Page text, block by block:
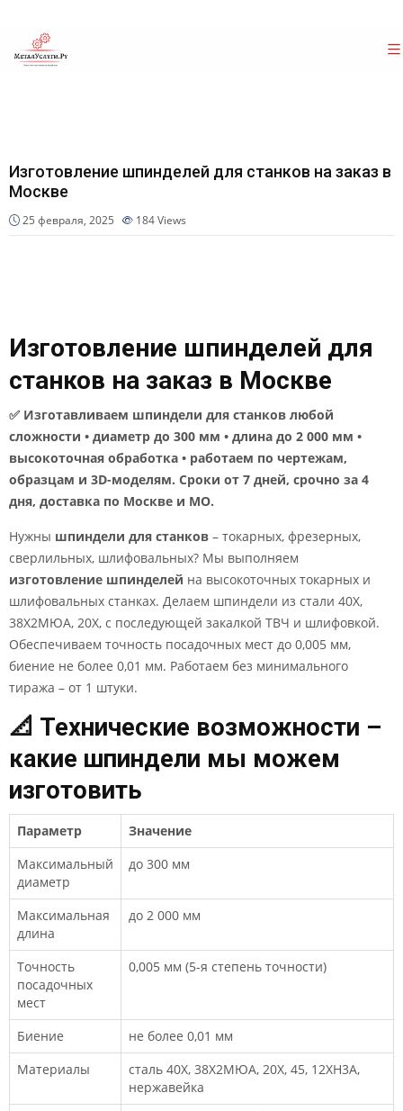
Изготовление шпинделей для станков на заказ в
Москве
25 февраля, 2025 184Views
Изготовление шпинделей для
станков на заказ в Москве
✅ Изготавливаем шпиндели для станков любой
сложности • диаметр до 300 мм • длина до 2 000 мм •
высокоточная обработка • работаем по чертежам,
образцам и 3D-моделям. Сроки от 7 дней, срочно за 4
дня, доставка по Москве и МО.
Нужны шпиндели для станков – токарных, фрезерных,
сверлильных, шлифовальных? Мы выполняем
изготовление шпинделей на высокоточных токарных и
шлифовальных станках. Делаем шпиндели из стали 40Х,
38Х2МЮА, 20Х, с последующей закалкой ТВЧ и шлифовкой.
Обеспечиваем точность посадочных мест до 0,005 мм,
биение не более 0,01 мм. Работаем без минимального
тиража – от 1 штуки.
📐 Технические возможности –
какие шпиндели мы можем
изготовить
Параметр
Значение
Максимальный
диаметр
до 300 мм
Максимальная
длина
до 2 000 мм
Точность
посадочных
мест
0,005 мм (5-я степень точности)
Биение
не более 0,01 мм
Материалы
сталь 40Х, 38Х2МЮА, 20Х, 45, 12ХН3А,
нержавейка